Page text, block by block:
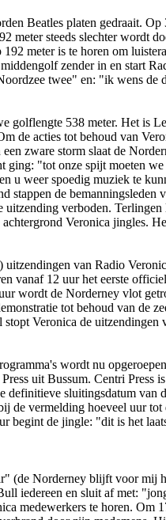
Beatles platen gedraait.
meter steeds slechter
meter is te horen om
zender in en start
twee" en: "ik wens
538 meter. Het is
de acties tot behoud van
zware storm slaat de
"tot o­nze spijt moeten
u weer spoedig muziek te
stappen de
verboden.
Veronica jingles.
van Radio
vanaf 12 uur het eerste
wordt de Norderney vlot
tot behoud van de
Veronica de uitzendingen
wordt nu
uit Bussum. Centri
sluitingsdatum
vermelding hoeveel uur
begint de jingle: "dit is het
(de Norderney blijft voor mij
iedereen en sluit af met:
medewerkers te horen. Om